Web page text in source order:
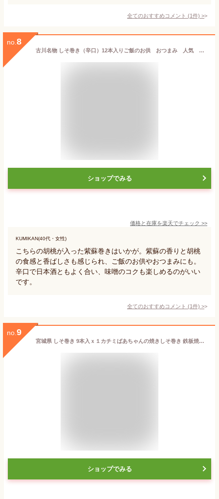
全てのおすすめコメント (1件) >
no. 8
古川名物 しそ巻き（辛口）12本入りご飯のお供 おつまみ 人気 しそ シソ 紫蘇 宮城 みそ 味噌 食品 みそしそ巻 グルメ食品 お取り寄せ グルメ 古川 みそ漬け 送料無料（5～9月クール代別途）
ショップでみる
価格と在庫を楽天でチェック >>
KUMIKAN(40代・女性)
こちらの胡桃が入った紫蘇巻きはいかが。紫蘇の香りと胡桃
の食感と香ばしさも感じられ、ご飯のお供やおつまみにも。
辛口で日本酒ともよく合い、味噌のコクも楽しめるのがいい
です。
全てのおすすめコメント (1件) >
no. 9
宮城県 しそ巻き 9本入ｘ１カチミばあちゃんの焼きしそ巻き 鉄板焼きしそ巻き ご飯のお供 元祖しそ巻き
ショップでみる